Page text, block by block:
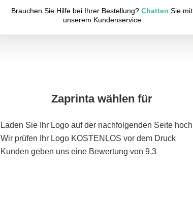
Brauchen Sie Hilfe bei Ihrer Bestellung? Chatten Sie mit
unserem Kundenservice
Zaprinta wählen für
Laden Sie Ihr Logo auf der nachfolgenden Seite hoch
Wir prüfen Ihr Logo KOSTENLOS vor dem Druck
Kunden geben uns eine Bewertung von 9,3